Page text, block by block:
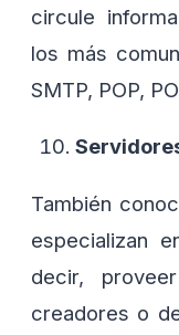
circule
los más
SMTP, POP,
También
especializan
decir,
creadores o